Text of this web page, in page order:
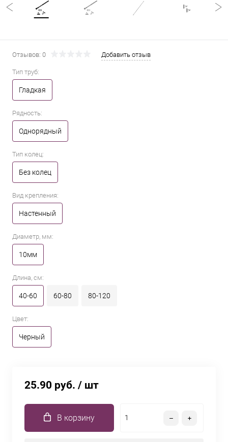
Отзывов: 0 Добавить отзыв
Тип труб:
Гладкая
Рядность:
Однорядный
Тип колец:
Без колец
Вид крепления:
Настенный
Диаметр, мм:
10мм
Длина, см:
40-60 60-80 80-120
Цвет:
Черный
25.90 руб. / шт
В корзину